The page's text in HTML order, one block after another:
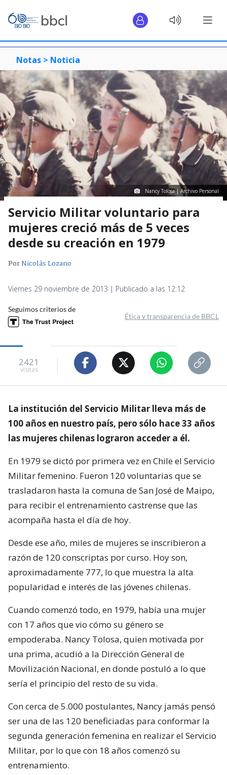
Notas > Noticia
Nancy Tolosa | Archivo Personal
Servicio Militar voluntario para
mujeres creció más de 5 veces
desde su creación en 1979
PorNicolás Lozano
Viernes 29 noviembre de 2013 | Publicado a las 12:12
Seguimos criterios de
Ética y transparencia de BBCL
2421
visitas
La institución del Servicio Militar lleva más de
100 años en nuestro país, pero sólo hace 33 años
las mujeres chilenas lograron acceder a él.
En 1979 se dictó por primera vez en Chile el Servicio
Militar femenino. Fueron 120 voluntarias que se
trasladaron hasta la comuna de San José de Maipo,
para recibir el entrenamiento castrense que las
acompaña hasta el día de hoy.
Desde ese año, miles de mujeres se inscribieron a
razón de 120 conscriptas por curso. Hoy son,
aproximadamente 777, lo que muestra la alta
popularidad e interés de las jóvenes chilenas.
Cuando comenzó todo, en 1979, había una mujer
con 17 años que vio cómo su género se
empoderaba. Nancy Tolosa, quien motivada por
una prima, acudió a la Dirección General de
Movilización Nacional, en donde postuló a lo que
sería el principio del resto de su vida.
Con cerca de 5.000 postulantes, Nancy jamás pensó
ser una de las 120 beneficiadas para conformar la
segunda generación femenina en realizar el Servicio
Militar, por lo que con 18 años comenzó su
entrenamiento.